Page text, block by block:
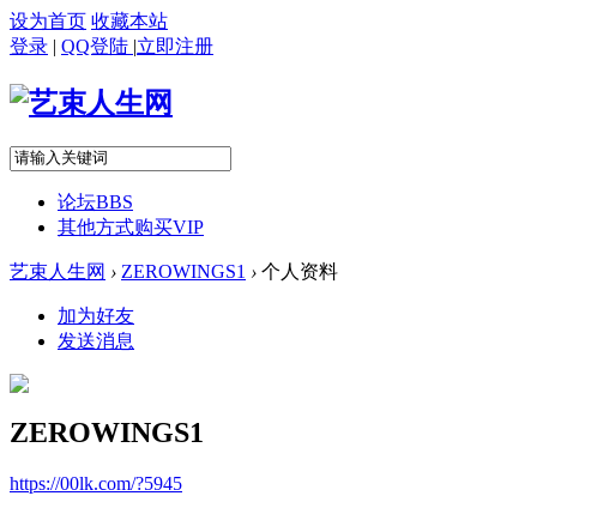
设为首页 收藏本站
登录 | QQ登陆 |立即注册
论坛BBS
其他方式购买VIP
艺束人生网 › ZEROWINGS1 › 个人资料
加为好友
发送消息
ZEROWINGS1
https://00lk.com/?5945